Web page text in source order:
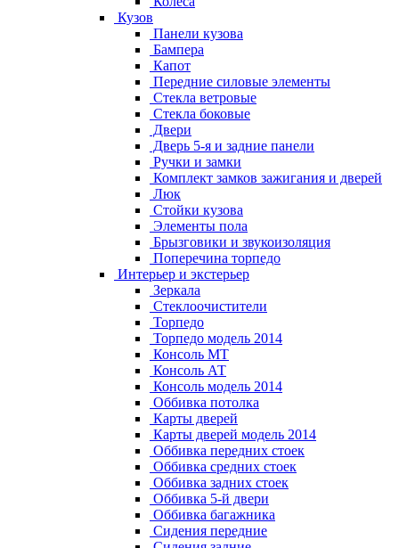
Кузов
Панели кузова
Бампера
Капот
Передние силовые элементы
Стекла ветровые
Стекла боковые
Двери
Дверь 5-я и задние панели
Ручки и замки
Комплект замков зажигания и дверей
Люк
Стойки кузова
Элементы пола
Брызговики и звукоизоляция
Поперечина торпедо
Интерьер и экстерьер
Зеркала
Стеклоочистители
Торпедо
Торпедо модель 2014
Консоль МТ
Консоль АТ
Консоль модель 2014
Оббивка потолка
Карты дверей
Карты дверей модель 2014
Оббивка передних стоек
Оббивка средних стоек
Оббивка задних стоек
Оббивка 5-й двери
Оббивка багажника
Сидения передние